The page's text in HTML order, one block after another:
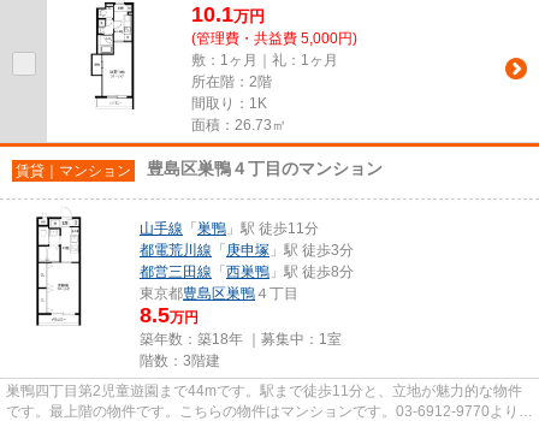
10.1万円
(管理費・共益費 5,000円)
敷：1ヶ月｜礼：1ヶ月
所在階：2階
間取り：1K
面積：26.73㎡
賃貸｜マンション 豊島区巣鴨４丁目のマンション
山手線 「 巣鴨 」駅 徒歩11分
都電荒川線 「 庚申塚 」駅 徒歩3分
都営三田線 「 西巣鴨 」駅 徒歩8分
東京都豊島区巣鴨 ４丁目
8.5万円
築年数：築18年 ｜募集中： 1室
階数：3階建
巣鴨四丁目第2児童遊園まで44mです。駅まで徒歩11分と、立地が魅力的な物件
です。最上階の物件です。こちらの物件はマンションです。03-6912-9770より